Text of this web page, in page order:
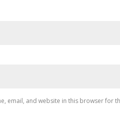
email, and website in this browser for